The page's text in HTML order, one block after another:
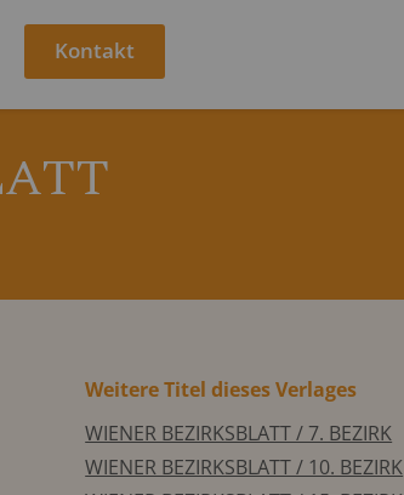
Kontakt
Weitere Titel dieses Verlages
WIENER BEZIRKSBLATT / 7. BEZIRK
WIENER BEZIRKSBLATT / 10. BEZIRK